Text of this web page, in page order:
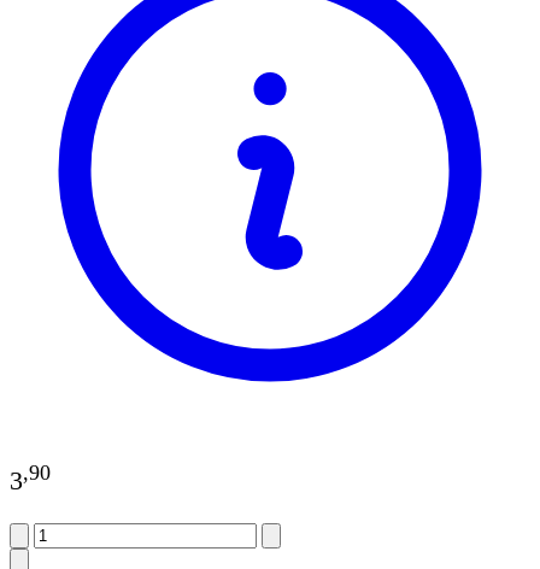
3,90